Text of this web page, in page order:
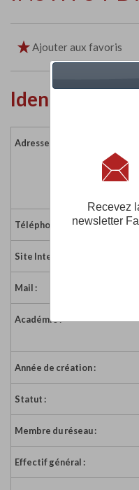
Ajouter aux favoris
Identité de
Adresse :
Téléphone :
Site Internet :
Mail :
Académie :
Année de création :
Statut :
Membre du réseau :
Effectif général :
Recevez
newsletter